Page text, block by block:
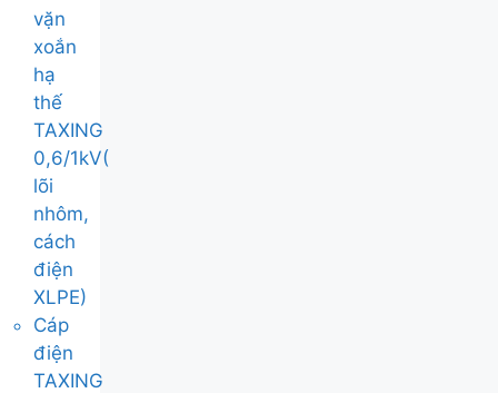
vặn
xoắn
hạ
thế
TAXING
0,6/1kV(
lõi
nhôm,
cách
điện
XLPE)
Cáp
điện
TAXING